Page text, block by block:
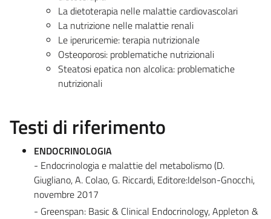
La dietoterapia nelle malattie cardiovascolari
La nutrizione nelle malattie renali
Le iperuricemie: terapia nutrizionale
Osteoporosi: problematiche nutrizionali
Steatosi epatica non alcolica: problematiche
nutrizionali
Testi di riferimento
ENDOCRINOLOGIA
- Endocrinologia e malattie del metabolismo (D.
Giugliano, A. Colao, G. Riccardi, Editore:Idelson-Gnocchi,
novembre 2017
- Greenspan: Basic & Clinical Endocrinology, Appleton &